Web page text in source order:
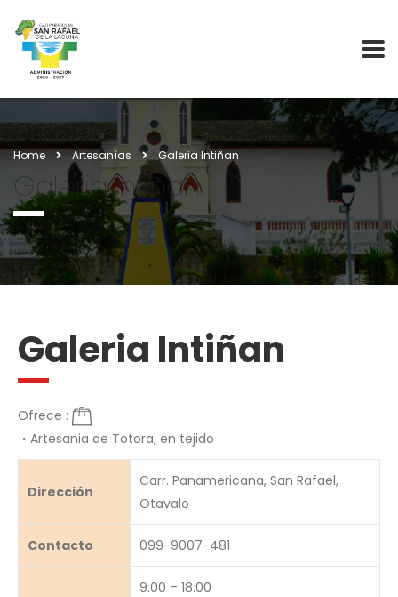
Home Artesanías Galeria Intiñan
Galeria Intiñan
Galeria Intiñan
Ofrece :
・Artesania de Totora, en tejido
Dirección
Carr. Panamericana, San Rafael,
Otavalo
Contacto 099-9007-481
9:00 – 18:00